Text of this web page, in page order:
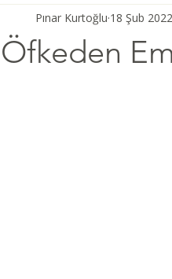
Öfkeden
Pınar Kurtoğlu 18 Şub 2022